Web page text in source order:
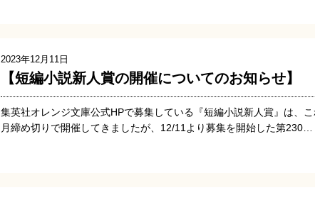
2023年12月11日
【短編小説新人賞の開催についてのお知らせ】
集英社オレンジ文庫公式HPで募集している『短編小説新人賞』は、
月締め切りで開催してきましたが、12/11より募集を開始した第230…